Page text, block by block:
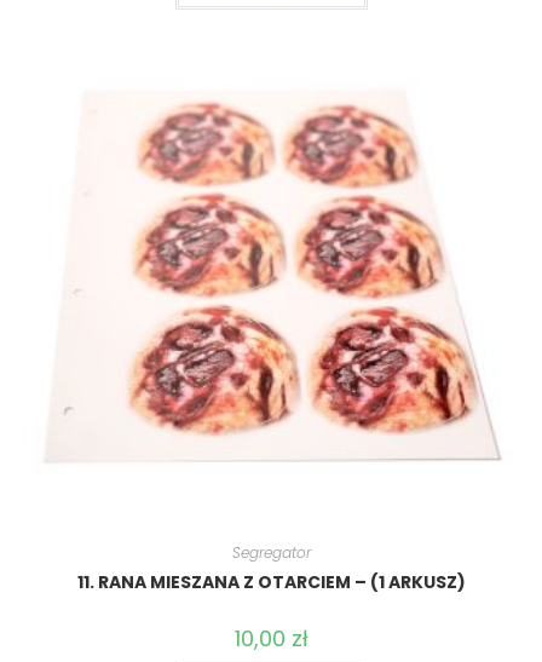
Segregator
11. RANA MIESZANA Z OTARCIEM – (1 ARKUSZ)
10,00 zł